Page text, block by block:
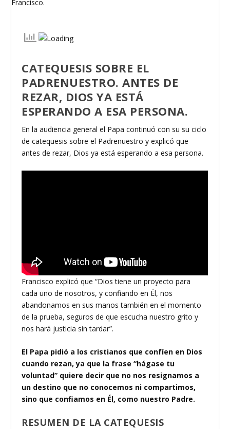
CATEQUESIS SOBRE EL
PADRENUESTRO. ANTES DE
REZAR, DIOS YA ESTÁ
ESPERANDO A ESA PERSONA.
En la audiencia general el Papa continuó con su su ciclo
de catequesis sobre el Padrenuestro y explicó que
antes de rezar, Dios ya está esperando a esa persona.
Francisco explicó que “Dios tiene un proyecto para
cada uno de nosotros, y confiando en Él, nos
abandonamos en sus manos también en el momento
de la prueba, seguros de que escucha nuestro grito y
nos hará justicia sin tardar”.
El Papa pidió a los cristianos que confíen en Dios
cuando rezan, ya que la frase “hágase tu
voluntad” quiere decir que no nos resignamos a
un destino que no conocemos ni compartimos,
sino que confiamos en Él, como nuestro Padre.
RESUMEN DE LA CATEQUESIS